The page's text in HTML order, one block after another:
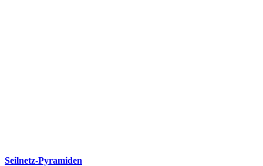
Seilnetz-Pyramiden